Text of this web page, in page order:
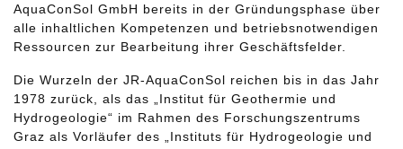
AquaConSol GmbH bereits in der Gründungsphase über
alle inhaltlichen Kompetenzen und betriebsnotwendigen
Ressourcen zur Bearbeitung ihrer Geschäftsfelder.
Die Wurzeln der JR-AquaConSol reichen bis in das Jahr
1978 zurück, als das „Institut für Geothermie und
Hydrogeologie“ im Rahmen des Forschungszentrums
Graz als Vorläufer des „Instituts für Hydrogeologie und